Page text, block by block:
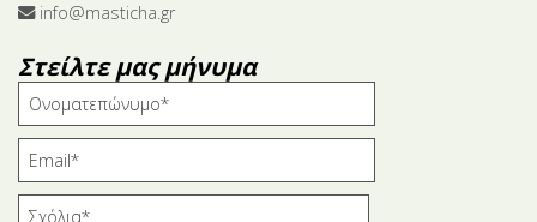
info@masticha.gr
Στείλτε μας μήνυμα